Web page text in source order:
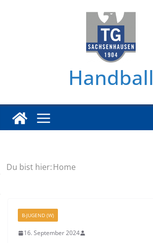
Handball
Du bist hier:Home
B-JUGEND (W)
16. September 2024